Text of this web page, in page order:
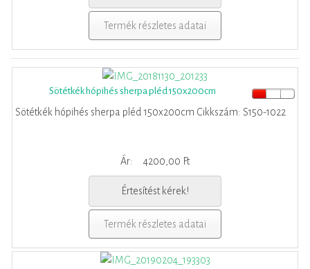
Termék részletes adatai
Sötétkék hópihés sherpa pléd 150x200cm
Sötétkék hópihés sherpa pléd 150x200cm Cikkszám: S150-1022
Ár: 4200,00 Ft
Értesítést kérek!
Termék részletes adatai